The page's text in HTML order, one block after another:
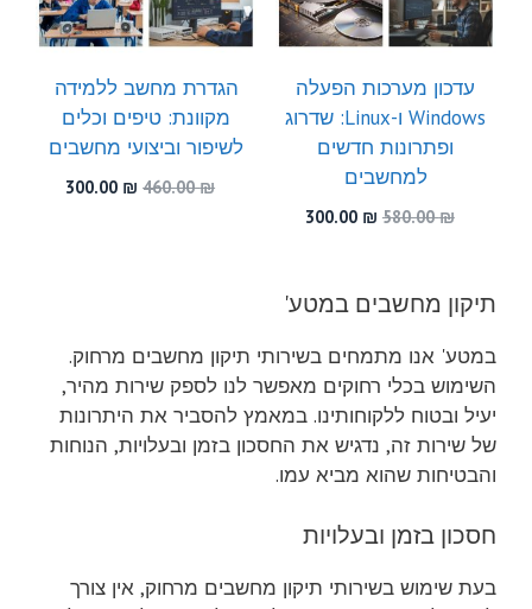
עדכון מערכות הפעלה
Windows ו-Linux: שדרוג
ופתרונות חדשים
למחשבים
580.00₪
המחיר
300.00 ₪
300.00 ₪.
הגדרת מחשב ללמידה
מקוונת: טיפים וכלים
לשיפור וביצועי מחשבים
460.00₪
המחיר
300.00 ₪
המחיר
תיקון מחשבים במטע'
במטע' אנו מתמחים בשירותי תיקון מחשבים מרחוק.
השימוש בכלי רחוקים מאפשר לנו לספק שירות מהיר,
יעיל ובטוח ללקוחותינו. במאמץ להסביר את היתרונות
של שירות זה, נדגיש את החסכון בזמן ובעלויות, הנוחות
והבטיחות שהוא מביא עמו.
חסכון בזמן ובעלויות
בעת שימוש בשירותי תיקון מחשבים מרחוק, אין צורך